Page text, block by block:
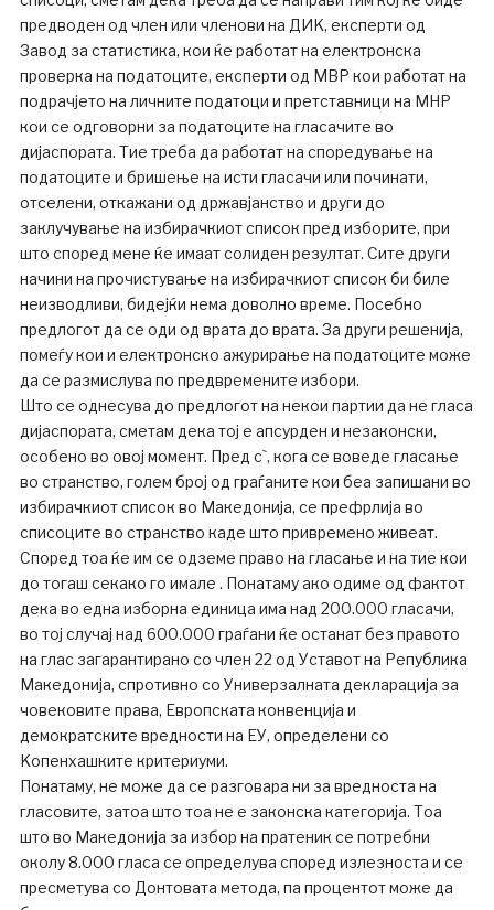
предводен од член или членови на ДИK, експерти од
Завод за статистика, кои ќе работат на електронска
проверка на податоците, експерти од МВР кои работат на
подрачјето на личните податоци и претставници на МНР
кои се одговорни за податоците на гласачите во
дијаспората. Тие треба да работат на споредување на
податоците и бришење на исти гласачи или починати,
отселени, откажани од државјанство и други до
заклучување на избирачкиот список пред изборите, при
што според мене ќе имаат солиден резултат. Сите други
начини на прочистување на избирачкиот список би биле
неизводливи, бидејќи нема доволно време. Посебно
предлогот да се оди од врата до врата. За други решенија,
помеѓу кои и електронско ажурирање на податоците може
да се размислува по предвремените избори.
Што се однесува до предлогот на некои партии да не гласа
дијаспората, сметам дека тој е апсурден и незаконски,
особено во овој момент. Пред с`, кога се воведе гласање
во странство, голем број од граѓаните кои беа запишани во
избирачкиот список во Македонија, се префрлија во
списоците во странство каде што привремено живеат.
Според тоа ќе им се одземе право на гласање и на тие кои
до тогаш секако го имале . Понатаму ако одиме од фактот
дека во една изборна единица има над 200.000 гласачи,
во тој случај над 600.000 граѓани ќе останат без правото
на глас загарантирано со член 22 од Уставот на Република
Македонија, спротивно со Универзалната декларација за
човековите права, Европската конвенција и
демократските вредности на ЕУ, определени со
Kопенхашките критериуми.
Понатаму, не може да се разговара ни за вредноста на
гласовите, затоа што тоа не е законска категорија. Тоа
штo во Македонија за избор на пратеник се потребни
околу 8.000 гласа се определува според излезноста и се
пресметува со Донтовата метода, па процентот може да